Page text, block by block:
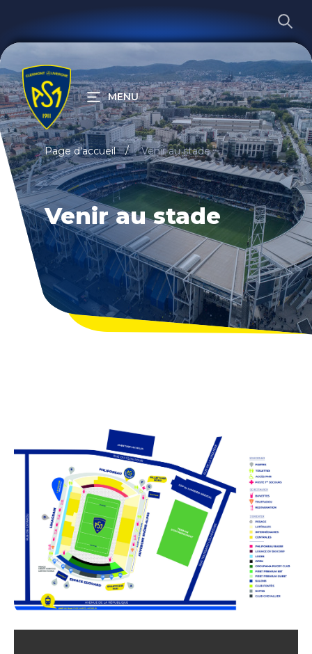
RECHERCHER
MENU
Page d'accueil Venir au stade
Venir au stade